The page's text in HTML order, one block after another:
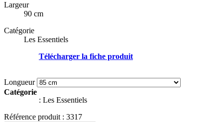
Largeur
90 cm
Catégorie
Les Essentiels
Télécharger la fiche produit
Longueur
Catégorie
: Les Essentiels
Référence produit : 3317